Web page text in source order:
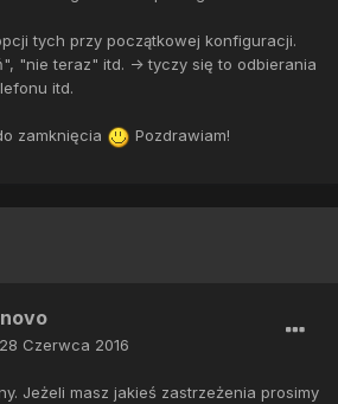
tych przy początkowej konfiguracji.
"nie teraz" itd. -> tyczy się to odbierania
itd.
zamknięcia Pozdrawiam!
28 Czerwca 2016
Jeżeli masz jakieś zastrzeżenia prosimy